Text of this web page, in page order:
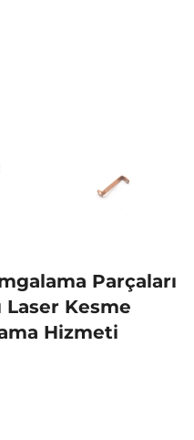
Parçaları
Laser Kesme
Hizmeti